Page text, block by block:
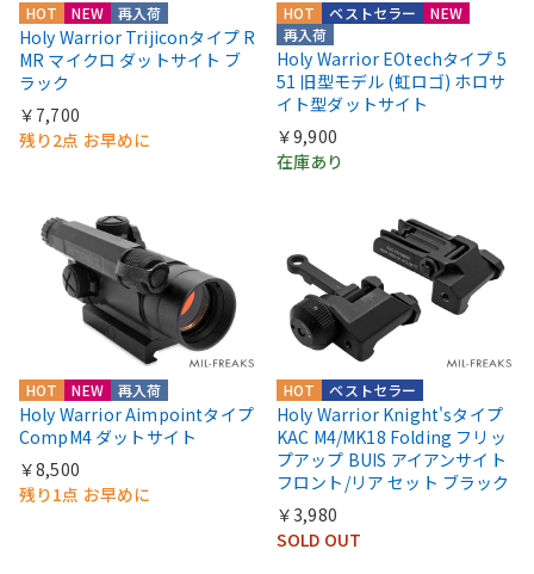
HOT NEW 再入荷
Holy Warrior Trijiconタイプ R
MR マイクロ ダットサイト ブ
ラック
￥7,700
残り2点 お早めに
HOT
NEW
再入荷
ベストセラー
Holy Warrior EOtechタイプ 5
51 旧型モデル (虹ロゴ) ホロサ
イト型ダットサイト
￥9,900
在庫あり
HOT NEW 再入荷
Holy Warrior Aimpointタイプ
CompM4 ダットサイト
￥8,500
残り1点 お早めに
HOT ベストセラー
Holy Warrior Knight'sタイプ
KAC M4/MK18 Folding フリッ
プアップ BUIS アイアンサイト
フロント/リア セット ブラック
￥3,980
SOLD OUT